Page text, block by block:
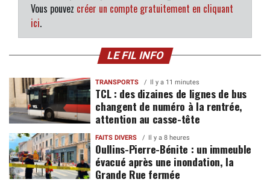
Vous pouvez créer un compte gratuitement en cliquant
ici.
LE FIL INFO
TRANSPORTS Il y a 11 minutes
TCL : des dizaines de lignes de bus
changent de numéro à la rentrée,
attention au casse-tête
FAITS DIVERS Il y a 8 heures
Oullins-Pierre-Bénite : un immeuble
évacué après une inondation, la
Grande Rue fermée